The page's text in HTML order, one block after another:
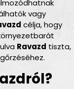
vagy
célja, hogy
Ravazd tiszta,